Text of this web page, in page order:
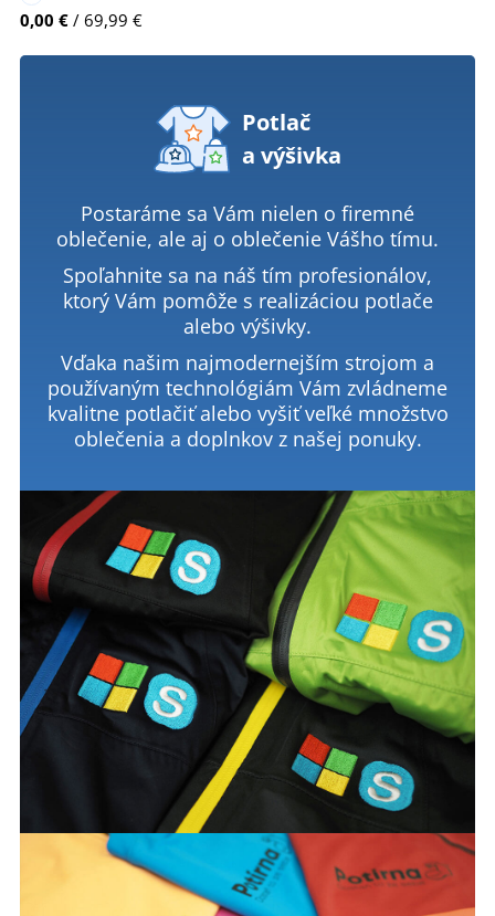
0,00 € / 69,99 €
Potlač
a výšivka
Postaráme sa Vám nielen o firemné
oblečenie, ale aj o oblečenie Vášho tímu.
Spoľahnite sa na náš tím profesionálov,
ktorý Vám pomôže s realizáciou potlače
alebo výšivky.
Vďaka našim najmodernejším strojom a
používaným technológiám Vám zvládneme
kvalitne potlačiť alebo vyšiť veľké množstvo
oblečenia a doplnkov z našej ponuky.